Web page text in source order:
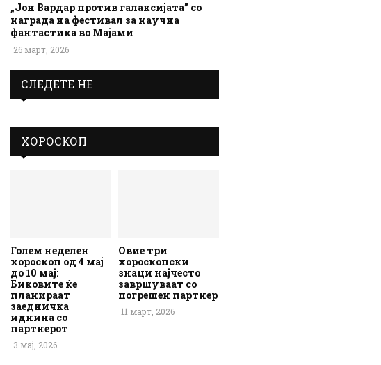
„Јон Вардар против галаксијата” со
награда на фестивал за научна
фантастика во Мајами
26 март, 2026
СЛЕДЕТЕ НЕ
ХОРОСКОП
Голем неделен
хороскоп од 4 мај
до 10 мај:
Биковите ќе
планираат
заедничка
иднина со
партнерот
3 мај, 2026
Овие три
хороскопски
знаци најчесто
завршуваат со
погрешен партнер
11 март, 2026